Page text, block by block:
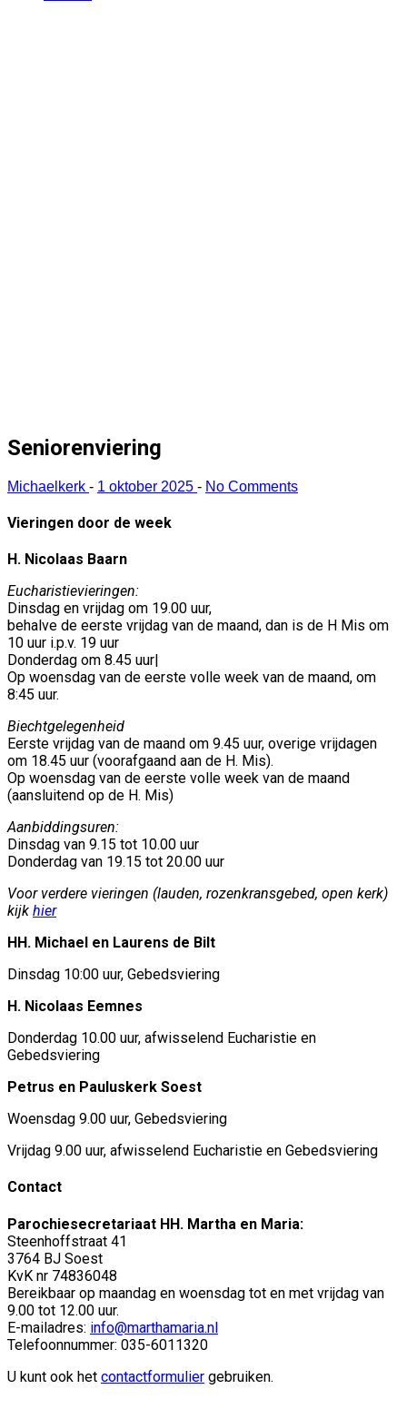
Seniorenviering
Michaelkerk - 1 oktober 2025 - No Comments
Vieringen door de week
H. Nicolaas Baarn
Eucharistievieringen:
Dinsdag en vrijdag om 19.00 uur,
behalve de eerste vrijdag van de maand, dan is de H Mis om
10 uur i.p.v. 19 uur
Donderdag om 8.45 uur|
Op woensdag van de eerste volle week van de maand, om
8:45 uur.
Biechtgelegenheid
Eerste vrijdag van de maand om 9.45 uur, overige vrijdagen
om 18.45 uur (voorafgaand aan de H. Mis).
Op woensdag van de eerste volle week van de maand
(aansluitend op de H. Mis)
Aanbiddingsuren:
Dinsdag van 9.15 tot 10.00 uur
Donderdag van 19.15 tot 20.00 uur
Voor verdere vieringen (lauden, rozenkransgebed, open kerk)
kijk hier
HH. Michael en Laurens de Bilt
Dinsdag 10:00 uur, Gebedsviering
H. Nicolaas Eemnes
Donderdag 10.00 uur, afwisselend Eucharistie en
Gebedsviering
Petrus en Pauluskerk Soest
Woensdag 9.00 uur, Gebedsviering
Vrijdag 9.00 uur, afwisselend Eucharistie en Gebedsviering
Contact
Parochiesecretariaat HH. Martha en Maria:
Steenhoffstraat 41
3764 BJ Soest
KvK nr 74836048
Bereikbaar op maandag en woensdag tot en met vrijdag van
9.00 tot 12.00 uur.
E-mailadres: info@marthamaria.nl
Telefoonnummer: 035-6011320
U kunt ook het contactformulier gebruiken.